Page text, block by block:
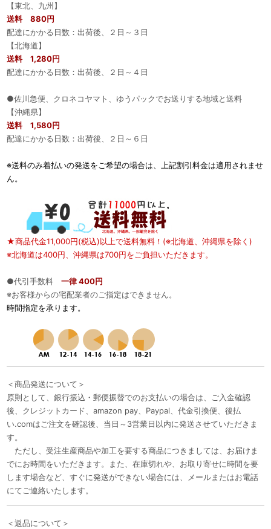
【東北、九州】
送料 880円
配達にかかる日数：出荷後、２日～３日
【北海道】
送料 1,280円
配達にかかる日数：出荷後、２日～４日
●佐川急便、クロネコヤマト、ゆうパックでお送りする地域と送料
【沖縄県】
送料 1,580円
配達にかかる日数：出荷後、２日～６日
※送料のみ着払いの発送をご希望の場合は、上記割引料金は適用されませ
ん。
★商品代金11,000円(税込)以上で送料無料！(※北海道、沖縄県を除く)
※北海道は400円、沖縄県は700円をご負担いただきます。
●代引手数料 一律 400円
※お客様からの宅配業者のご指定はできません。
時間指定を承ります。
＜商品発送について＞
原則として、銀行振込・郵便振替でのお支払いの場合は、ご入金確認
後、クレジットカード、amazon pay、Paypal、代金引換便、後払
い.comはご注文を確認後、当日～3営業日以内に発送させていただきま
す。
ただし、受注生産商品や加工を要する商品につきましては、お届けま
でにお時間をいただきます。また、在庫切れや、お取り寄せに時間を要
します場合など、すぐに発送ができない場合には、メールまたはお電話
にてご連絡いたします。
＜返品について＞